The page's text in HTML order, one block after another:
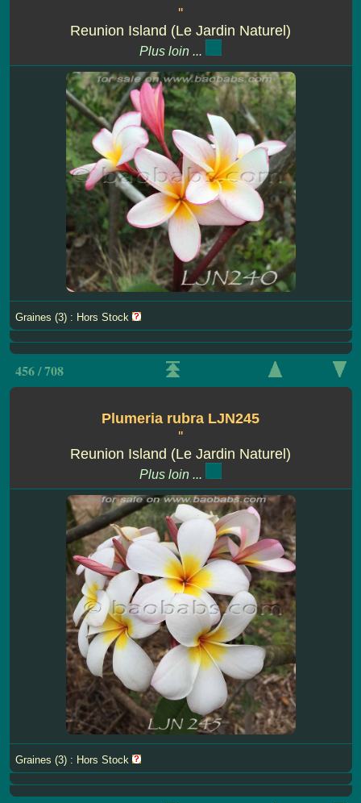
''
Reunion Island (Le Jardin Naturel)
Plus loin ...
Graines (3) : Hors Stock
456 / 708
Plumeria rubra LJN245
''
Reunion Island (Le Jardin Naturel)
Plus loin ...
Graines (3) : Hors Stock